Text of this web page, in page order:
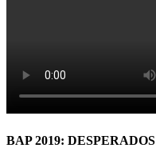
BAP 2019: DESPERADOS